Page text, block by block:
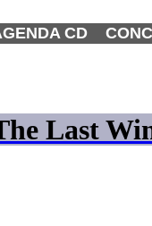
CD
Last